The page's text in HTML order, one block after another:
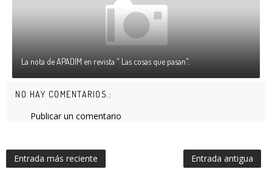
La nota de APADIM en revista " Las cosas que pasan".
NO HAY COMENTARIOS.:
Publicar un comentario
Entrada más reciente Entrada antigua